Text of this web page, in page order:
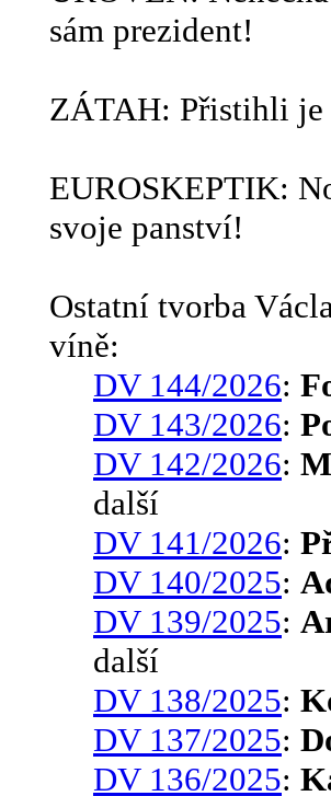
sám prezident!
ZÁTAH: Přistihli je
EUROSKEPTIK:
svoje panství!
Ostatní tvorba
víně:
DV 144/2026:
DV 143/2026:
DV 142/2026:
další
DV 141/2026:
DV 140/2025:
DV 139/2025:
další
DV 138/2025:
DV 137/2025:
DV 136/2025: